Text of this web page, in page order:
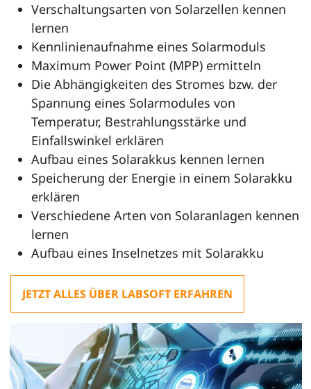
Verschaltungsarten von Solarzellen kennen
lernen
Kennlinienaufnahme eines Solarmoduls
Maximum Power Point (MPP) ermitteln
Die Abhängigkeiten des Stromes bzw. der
Spannung eines Solarmodules von
Temperatur, Bestrahlungsstärke und
Einfallswinkel erklären
Aufbau eines Solarakkus kennen lernen
Speicherung der Energie in einem Solarakku
erklären
Verschiedene Arten von Solaranlagen kennen
lernen
Aufbau eines Inselnetzes mit Solarakku
JETZT ALLES ÜBER LABSOFT ERFAHREN